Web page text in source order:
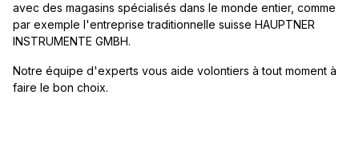
avec des magasins spécialisés dans le monde entier, comme
par exemple l'entreprise traditionnelle suisse HAUPTNER
INSTRUMENTE GMBH.
Notre équipe d'experts vous aide volontiers à tout moment à
faire le bon choix.